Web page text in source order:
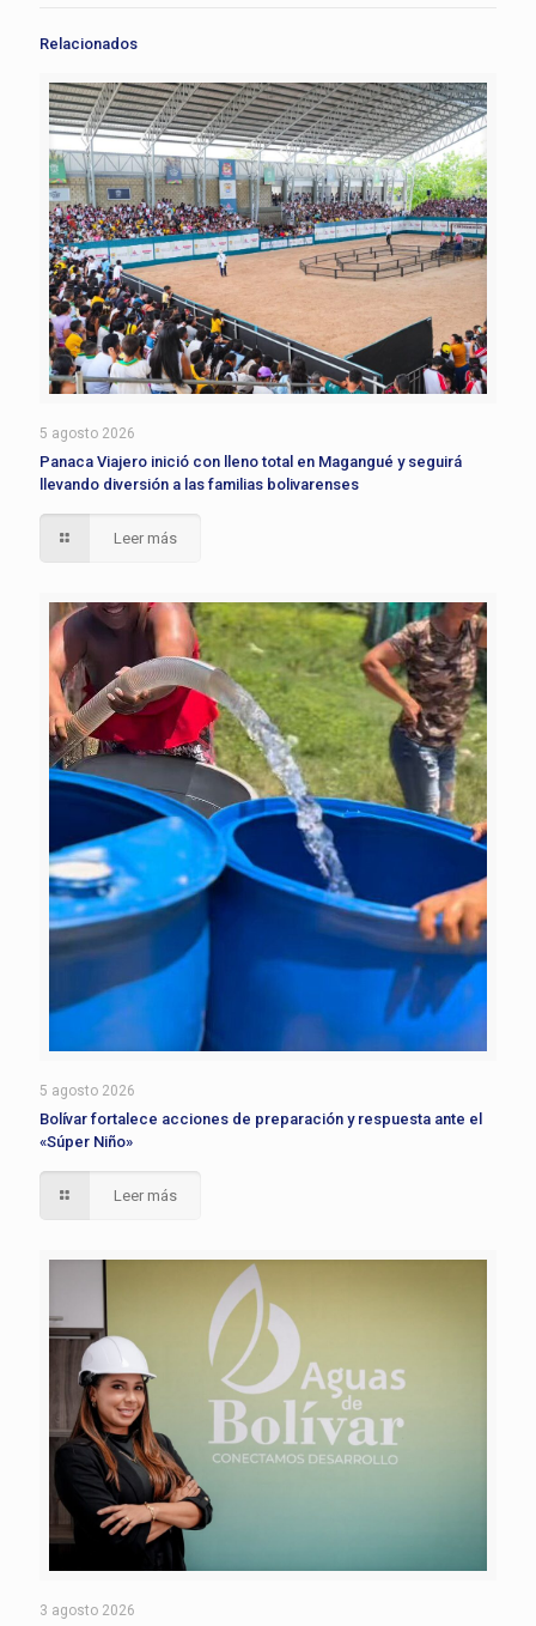
Relacionados
5 agosto 2026
Panaca Viajero inició con lleno total en Magangué y seguirá
llevando diversión a las familias bolivarenses
Leer más
5 agosto 2026
Bolívar fortalece acciones de preparación y respuesta ante el
«Súper Niño»
Leer más
3 agosto 2026